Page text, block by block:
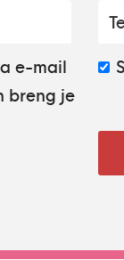
e-mail
breng je